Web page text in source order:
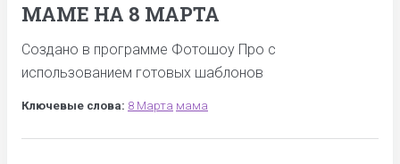
МАМЕ НА 8 МАРТА
Создано в программе Фотошоу Про с
использованием готовых шаблонов
Ключевые слова: 8 Марта мама